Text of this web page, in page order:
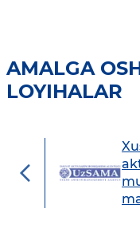
AMALGA
LOYIHALAR